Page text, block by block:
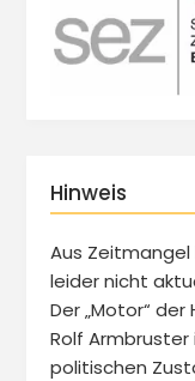
Hinweis
Aus
leider nicht
Der „Motor“ der
Rolf
politischen